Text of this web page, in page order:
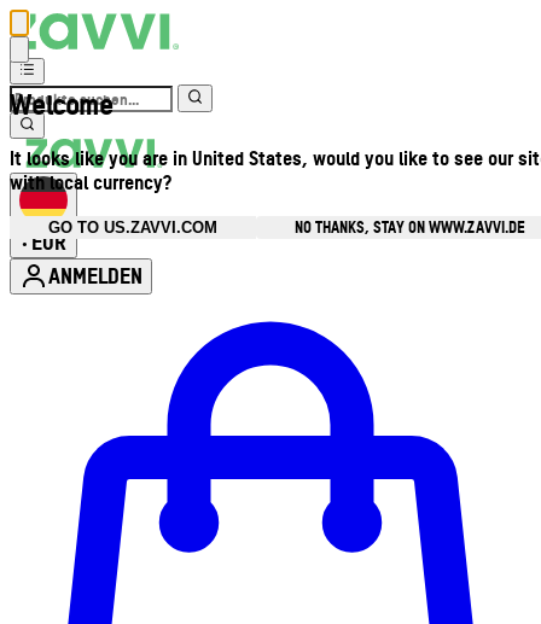
Welcome
It looks like you are in United States, would you like to see our
with local currency?
GO TO US.ZAVVI.COM
NO THANKS, STAY ON WWW.ZAVVI.DE
• EUR
ANMELDEN